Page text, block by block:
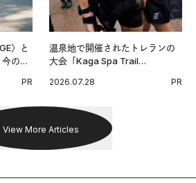
〉と
の時
PR
温泉地で開催されたトレランの
大会「Kaga Spa Trail
戦を夢見るランナーたちの奮闘
2026.07.28 PR
View More Articles